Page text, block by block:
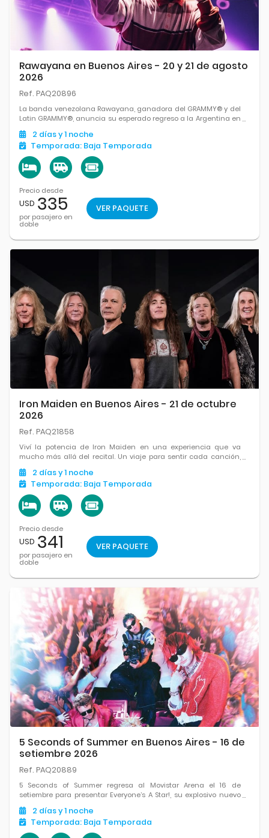
Rawayana en Buenos Aires - 20 y 21 de agosto
2026
Ref. PAQ20896
La banda venezolana Rawayana, ganadora del GRAMMY® y del
Latin GRAMMY®, anuncia su esperado regreso a la Argentina en
el marco de su nueva gira mundial. La cita será el 20 y el 21 de
agosto en el Movistar Arena.
2 díasy 1 noche
Temporada: Baja Temporada
Precio desde
USD 335
por pasajero en
doble
VER PAQUETE
Iron Maiden en Buenos Aires - 21 de octubre
2026
Ref. PAQ21858
Viví la potencia de Iron Maiden en una experiencia que va
mucho más allá del recital. Un viaje para sentir cada canción,
compartir la pasión y ser parte de una noche histórica.
2 díasy 1 noche
Temporada: Baja Temporada
Precio desde
USD 341
por pasajero en
doble
VER PAQUETE
5 Seconds of Summer en Buenos Aires - 16 de
setiembre 2026
Ref. PAQ20889
5 Seconds of Summer regresa al Movistar Arena el 16 de
setiembre para presentar Everyone’s A Star!, su explosivo nuevo
álbum que marca la etapa más ambiciosa de su carrera.
2 díasy 1 noche
Temporada: Baja Temporada